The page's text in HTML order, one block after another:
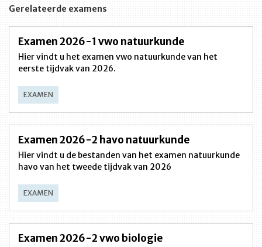
Gerelateerde examens
Examen 2026-1 vwo natuurkunde
Hier vindt u het examen vwo natuurkunde van het
eerste tijdvak van 2026.
EXAMEN
Examen 2026-2 havo natuurkunde
Hier vindt u de bestanden van het examen natuurkunde
havo van het tweede tijdvak van 2026
EXAMEN
Examen 2026-2 vwo biologie